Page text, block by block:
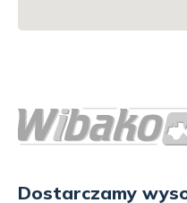
Dostarczamy